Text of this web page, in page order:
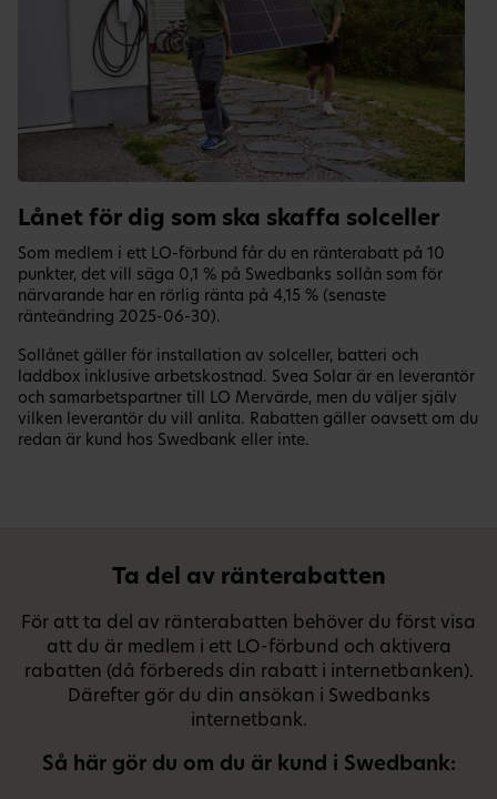
Lånet för dig som ska skaffa solceller
Som medlem i ett LO-förbund får du en ränterabatt på 10
punkter, det vill säga 0,1 % på Swedbanks sollån som för
närvarande har en rörlig ränta på 4,15 % (senaste
ränteändring 2025-06-30).
Sollånet gäller för installation av solceller, batteri och
laddbox inklusive arbetskostnad. Svea Solar är en leverantör
och samarbetspartner till LO Mervärde, men du väljer själv
vilken leverantör du vill anlita. Rabatten gäller oavsett om du
redan är kund hos Swedbank eller inte.
Ta del av ränterabatten
För att ta del av ränterabatten behöver du först visa
att du är medlem i ett LO-förbund och aktivera
rabatten (då förbereds din rabatt i internetbanken).
Därefter gör du din ansökan i Swedbanks
internetbank.
Så här gör du om du är kund i Swedbank: